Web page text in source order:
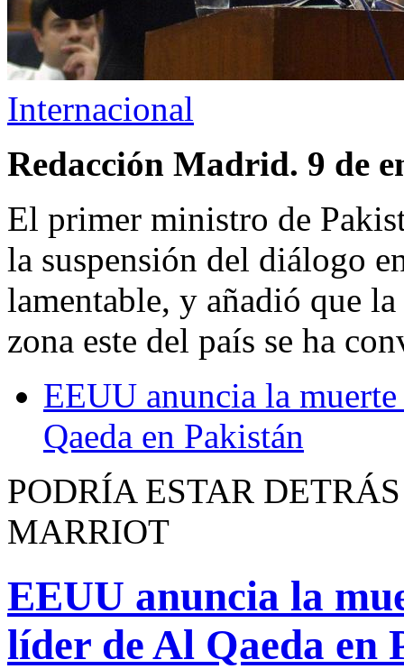
Internacional
Redacción Madrid. 9 de
El primer ministro de
la suspensión del diálogo
lamentable, y añadió que
zona este del país se ha
EEUU anuncia la
Qaeda en Pakistán
PODRÍA ESTAR
MARRIOT
EEUU anuncia la
líder de Al Qaeda en